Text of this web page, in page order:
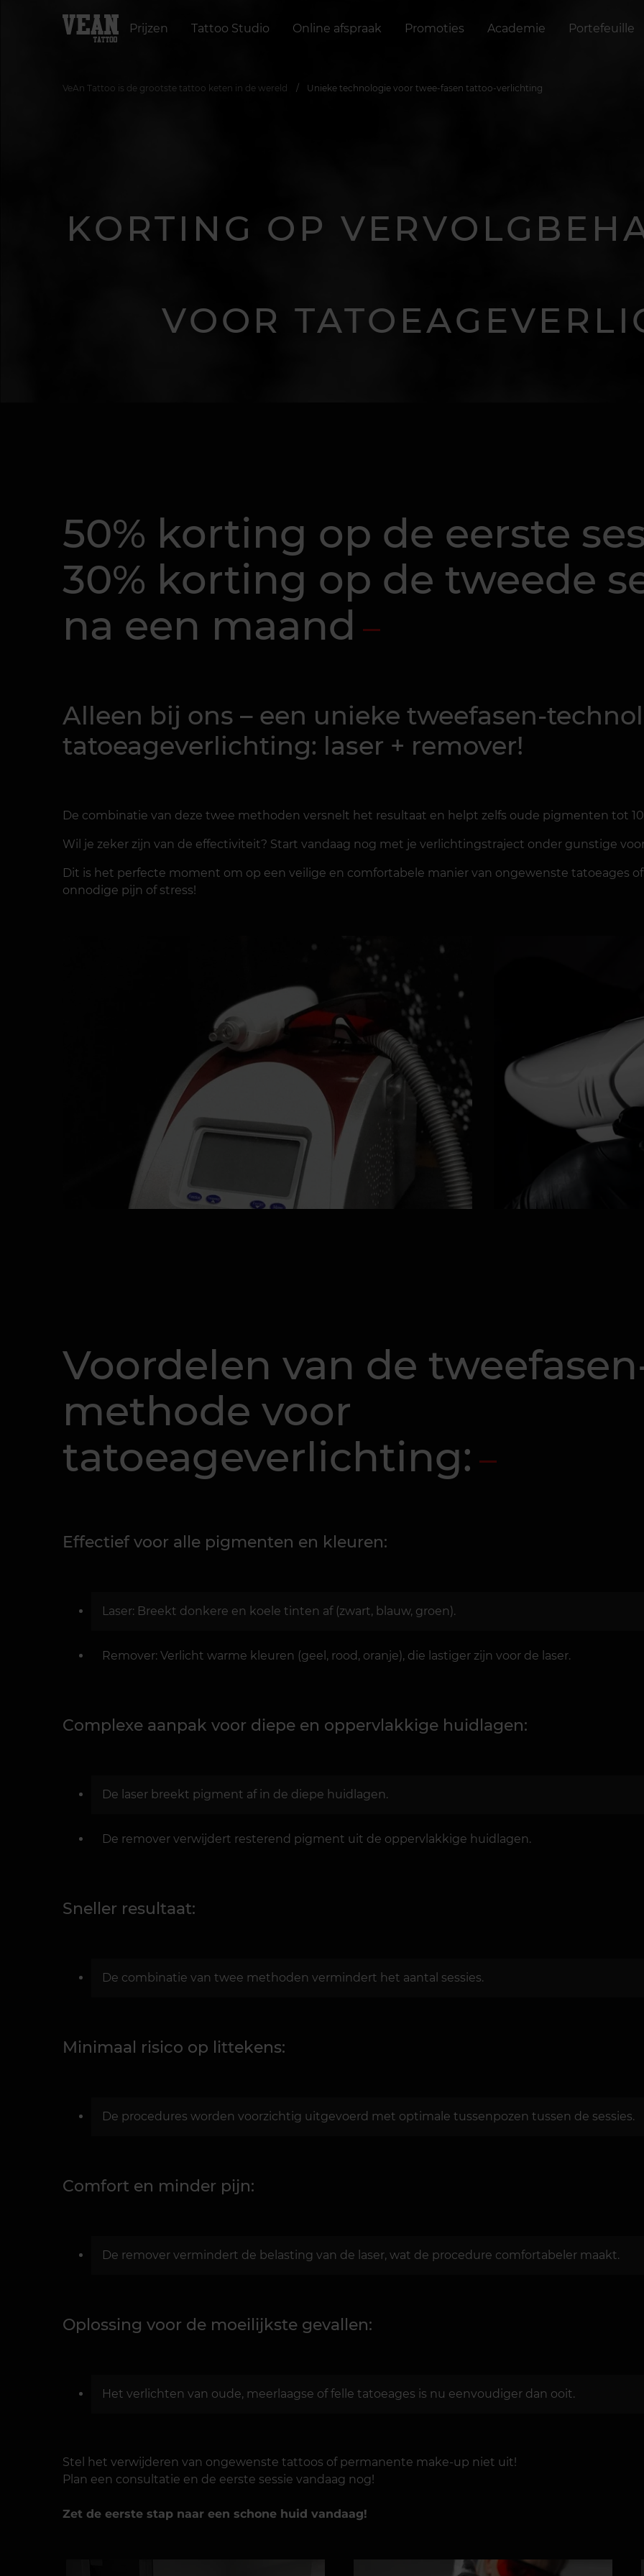
Prijzen Tattoo Studio Online afspraak Promoties Academie Portefeuille
VeAn Tattoo is de grootste tattoo keten in de wereld Unieke technologie voor twee-fasen tattoo-verlichting
KORTING OP
VOOR
50% korting op de eerste
30% korting op de tweede
na een maand
Alleen bij ons – een unieke tweefasen-
tatoeageverlichting: laser + remover!
De combinatie van deze twee methoden versnelt het resultaat en helpt zelfs oude pigmenten tot
Wil je zeker zijn van de effectiviteit? Start vandaag nog met je verlichtingstraject onder gunstige
Dit is het perfecte moment om op een veilige en comfortabele manier van ongewenste tatoeages
onnodige pijn of stress!
Voordelen van de
methode voor
tatoeageverlichting:
Effectief voor alle pigmenten en kleuren:
Laser: Breekt donkere en koele tinten af (zwart, blauw, groen).
Remover: Verlicht warme kleuren (geel, rood, oranje), die lastiger zijn voor de laser.
Complexe aanpak voor diepe en oppervlakkige huidlagen:
De laser breekt pigment af in de diepe huidlagen.
De remover verwijdert resterend pigment uit de oppervlakkige huidlagen.
Sneller resultaat:
De combinatie van twee methoden vermindert het aantal sessies.
Minimaal risico op littekens:
De procedures worden voorzichtig uitgevoerd met optimale tussenpozen tussen de sessies.
Comfort en minder pijn:
De remover vermindert de belasting van de laser, wat de procedure comfortabeler maakt.
Oplossing voor de moeilijkste gevallen:
Het verlichten van oude, meerlaagse of felle tatoeages is nu eenvoudiger dan ooit.
Stel het verwijderen van ongewenste tattoos of permanente make-up niet uit!
Plan een consultatie en de eerste sessie vandaag nog!
Zet de eerste stap naar een schone huid vandaag!